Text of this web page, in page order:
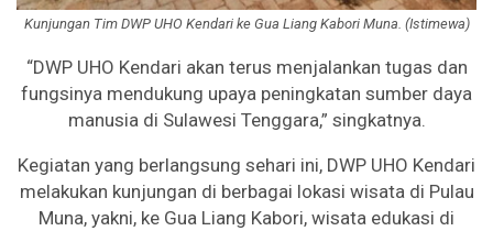
Kunjungan Tim DWP UHO Kendari ke Gua Liang Kabori Muna. (Istimewa)
“DWP UHO Kendari akan terus menjalankan tugas dan
fungsinya mendukung upaya peningkatan sumber daya
manusia di Sulawesi Tenggara,” singkatnya.
Kegiatan yang berlangsung sehari ini, DWP UHO Kendari
melakukan kunjungan di berbagai lokasi wisata di Pulau
Muna, yakni, ke Gua Liang Kabori, wisata edukasi di